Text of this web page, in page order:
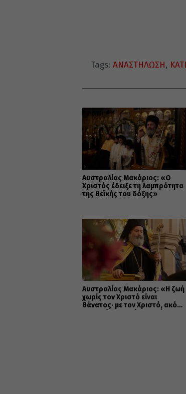
Tags: ΑΝΑΣΤΗΛΩΣΗ,
Αυστραλίας Μακάριος: «Ο
Χριστός έδειξε τη λαμπρότητα
της θεϊκής του δόξης»
Αυστραλίας Μακάριος: «Η ζωή
χωρίς τον Χριστό είναι
θάνατος· με τον Χριστό, ακόμη